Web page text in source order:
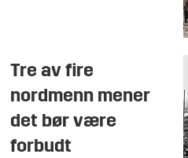
Tre av fire
nordmenn mener
det bør være
forbudt